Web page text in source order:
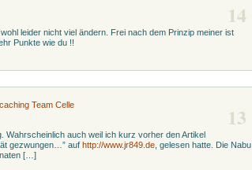
14
leider nicht viel ändern. Frei nach dem Prinzip meiner ist
Punkte wie du !!
Team Celle 13
auch weil ich kurz vorher den Artikel
gezwungen…” auf http://www.jr849.de , gelesen hatte. Die Nabu
[…]